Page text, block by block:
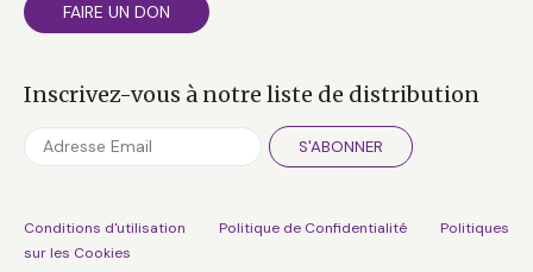
FAIRE UN DON
Inscrivez-vous à notre liste de distribution
S'ABONNER
Conditions d'utilisation Politique de Confidentialité
Politiques
sur les Cookies